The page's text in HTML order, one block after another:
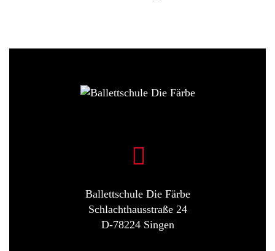
Ballettschule Die Färbe
Schlachthausstraße 24
D-78224 Singen